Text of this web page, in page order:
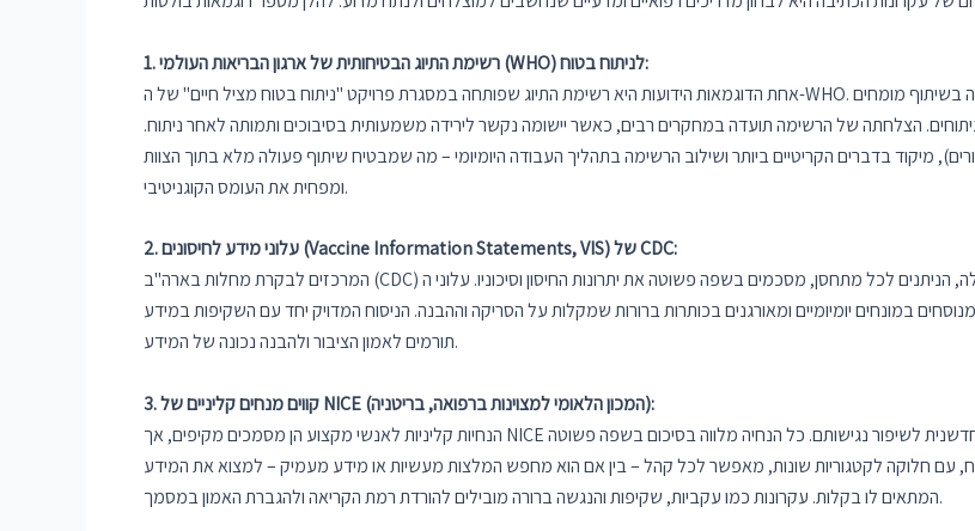
1. רשימת התיוג הבטיחותית של ארגון הבריאות העולמי (WHO) לניתוח בטוח:
אחת הדוגמאות הידועות היא רשימת התיוג שפותחה במסגרת פרויקט "ניתוח בטוח מציל חיים" של ה-WHO. הרשימה כוללת 19 פריטי בדיקה לפני, במהלך ואחרי ניתוח, ונוסחה בשיתוף מומחים
הצלחתה של הרשימה תועדה במחקרים רבים, כאשר יישומה נקשר לירידה משמעותית בסיבוכים ותמותה לאחר ניתוח.
כוללים פשטות (19 סעיפים קצרים וברורים), מיקוד בדברים הקריטיים ביותר ושילוב הרשימה בתהליך העבודה היומיומי – מה שמבטיח שיתוף פעולה מלא בתוך הצוות
ומפחית את העומס הקוגניטיבי.
2. עלוני מידע לחיסונים (Vaccine Information Statements, VIS) של CDC:
המרכזים לבקרת מחלות בארה"ב (CDC) מפיקים עלוני מידע למטופלים עבור כל חיסון. עלונים אלה, הניתנים לכל מתחסן, מסכמים בשפה פשוטה את יתרונות החיסון וסיכוניו. עלוני ה-VIS נחשבים
במונחים יומיומיים ומאורגנים בכותרות ברורות שמקלות על הסריקה וההבנה. הניסוח המדויק יחד עם השקיפות במידע
תורמים לאמון הציבור ולהבנה נכונה של המידע.
3. קווים מנחים קליניים של NICE (המכון הלאומי למצוינות ברפואה, בריטניה):
הנחיות קליניות לאנשי מקצוע הן מסמכים מקיפים, אך NICE בלט בגישה חדשנית לשיפור נגישותם. כל הנחיה מלווה בסיכום בשפה פשוטה ("Plain English Summary") שמיועד גם למטופלים
עם חלוקה לקטגוריות שונות, מאפשר לכל קהל – בין אם הוא מחפש המלצות מעשיות או מידע מעמיק – למצוא את המידע
המתאים לו בקלות. עקרונות כמו עקביות, שקיפות והנגשה ברורה מובילים להורדת רמת הקריאה ולהגברת האמון במסמך.